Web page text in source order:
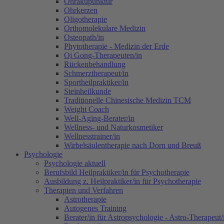
Ohrkerzen
Oligotherapie
Orthomolekulare Medizin
Osteopath/in
Phytotherapie - Medizin der Erde
Qi Gong-Therapeuten/in
Rückenbehandlung
Schmerztherapeut/in
Sportheilpraktiker/in
Steinheilkunde
Traditionelle Chinesische Medizin TCM
Weight Coach
Well-Aging-Berater/in
Wellness- und Naturkosmetiker
Wellnesstrainer/in
Wirbelsäulentherapie nach Dorn und Breuß
Psychologie
Psychologie aktuell
Berufsbild Heilpraktiker/in für Psychotherapie
Ausbildung z. Heilpraktiker/in für Psychotherapie
Therapien und Verfahren
Astrotherapie
Autogenes Training
Berater/in für Astropsychologie - Astro-